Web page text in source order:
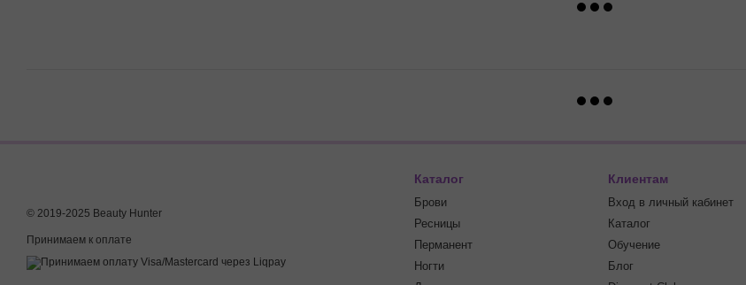
© 2019-2025 Beauty Hunter
Принимаем к оплате
Каталог
Брови
Ресницы
Перманент
Ногти
Клиентам
Вход в личный кабинет
Каталог
Обучение
Блог